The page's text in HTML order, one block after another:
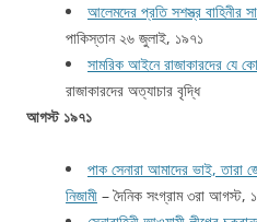
আলেমদের প্রতি সশস্ত্র বাহিনীর
পাকিস্তান ২৬ জুলাই, ১৯৭১
সামরিক আইনে রাজাকারদের যে
রাজাকারদের অত্যাচার বৃদ্ধি
আগস্ট ১৯৭১
পাক সেনারা আমাদের ভাই, তারা
নিজামী – দৈনিক সংগ্রাম ৩রা আগস্ট,